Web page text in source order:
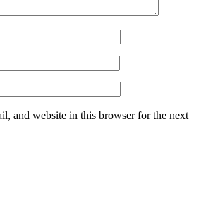
and website in this browser for the next